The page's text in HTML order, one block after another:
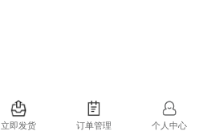
立即发货 订单管理 个人中心